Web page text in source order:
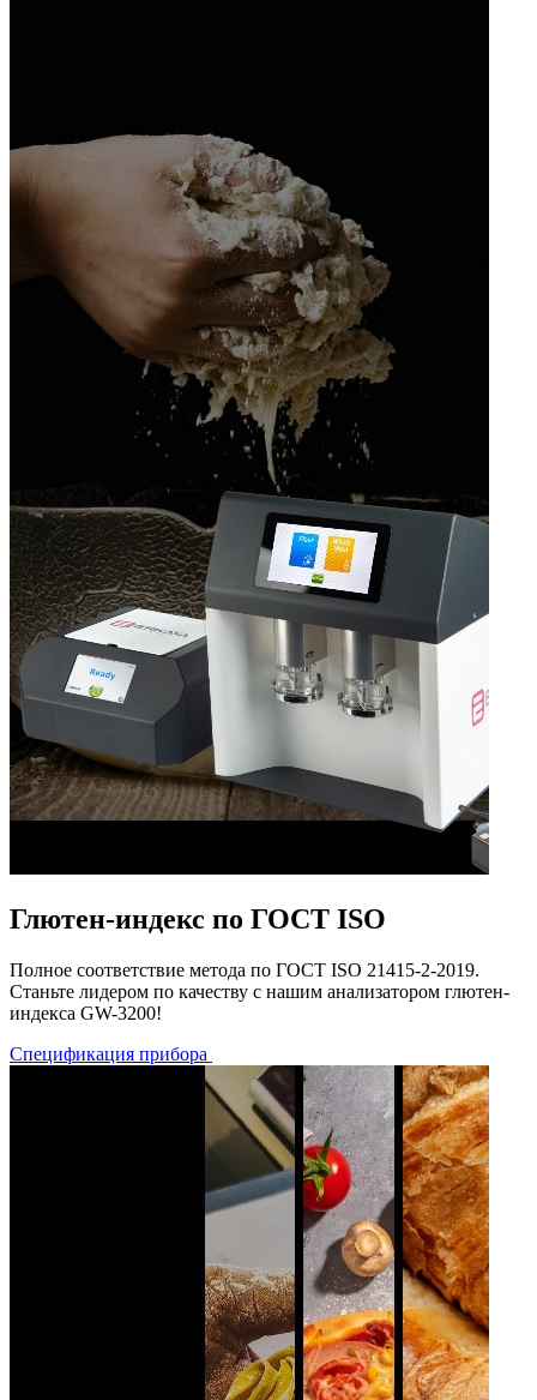
Глютен-индекс по ГОСТ ISO
Полное соответствие метода по ГОСТ ISO 21415-2-2019.
Станьте лидером по качеству с нашим анализатором глютен-
индекса GW-3200!
Спецификация прибора